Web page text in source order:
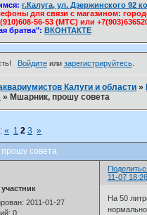
г.Калуга, ул. Дзержинского 92
для связи с магазином:
56-53 (МТС) или
братва": ВКОНТАКТЕ
Войдитеили зарегистрируйтесь.
Калуги и области »
» Мшарник, прошу совета
совета
« 1 2 3 »
11-07
: 2011-01-27
0
На 50